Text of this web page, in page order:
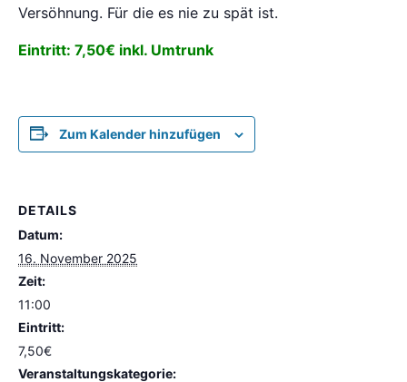
Versöhnung. Für die es nie zu spät ist.
Eintritt: 7,50€ inkl. Umtrunk
Zum Kalender hinzufügen
DETAILS
Datum:
16. November 2025
Zeit:
11:00
Eintritt:
7,50€
Veranstaltungskategorie: